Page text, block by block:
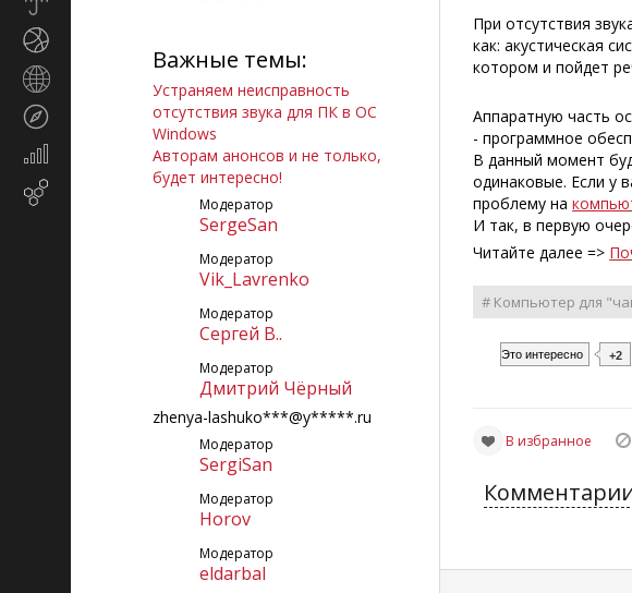
Экономика
Важные темы:
Устраняем неисправность
отсутствия звука для ПК в ОС
Windows
Авторам анонсов и не только,
будет интересно!
Модератор
SergeSan
Модератор
Vik_Lavrenko
Модератор
Сергей В..
Модератор
Дмитрий Чёрный
zhenya-lashuko***@y*****.ru
Модератор
SergiSan
Модератор
Horov
Модератор
eldarbal
При отсутствия
как: акустическая
котором и пойдет
Аппаратную часть
- программное
В данный момент
одинаковые. Если у
проблему на
И так, в первую
Читайте далее =>
# Компьютер для
Это интересно +2
В избранное